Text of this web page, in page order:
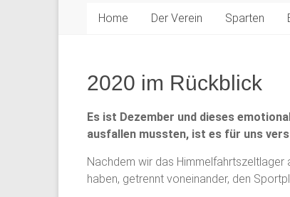
Home Der Verein Sparten
2020 im Rückblick
Es ist Dezember und dieses
ausfallen mussten, ist es für uns
Nachdem wir das Himmelfahrtszeltlager
haben, getrennt voneinander, den